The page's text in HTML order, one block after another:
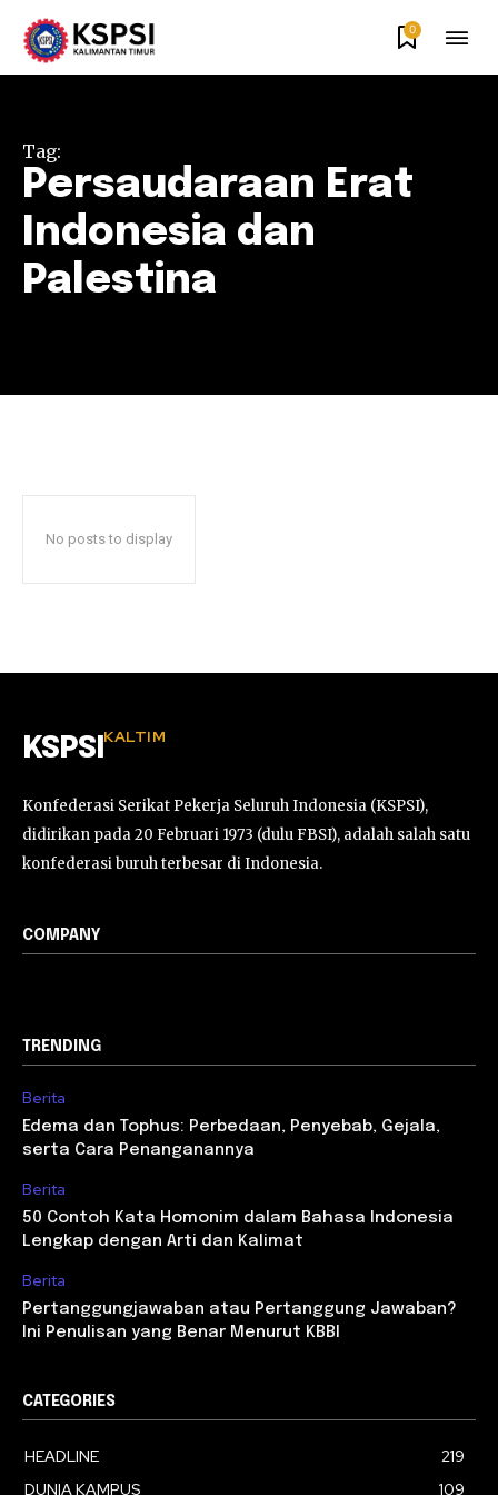
0
Tag:
Persaudaraan Erat
Indonesia dan
Palestina
No posts to display
KSPSI KALTIM
Konfederasi Serikat Pekerja Seluruh Indonesia (KSPSI),
didirikan pada 20 Februari 1973 (dulu FBSI), adalah salah satu
konfederasi buruh terbesar di Indonesia.
COMPANY
TRENDING
Berita
Edema dan Tophus: Perbedaan, Penyebab, Gejala,
serta Cara Penanganannya
Berita
50 Contoh Kata Homonim dalam Bahasa Indonesia
Lengkap dengan Arti dan Kalimat
Berita
Pertanggungjawaban atau Pertanggung Jawaban?
Ini Penulisan yang Benar Menurut KBBI
CATEGORIES
HEADLINE
219
DUNIA KAMPUS
109